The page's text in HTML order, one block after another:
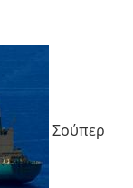
Σούπερ